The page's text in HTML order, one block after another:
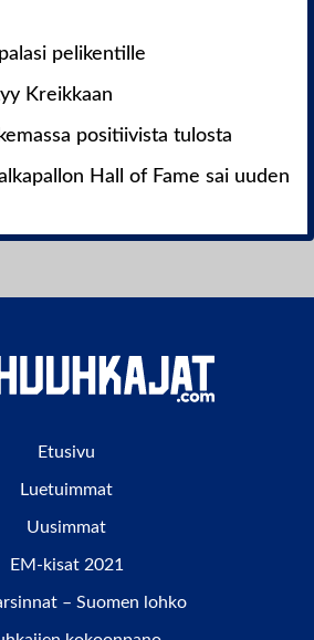
pelikentille
Kreikkaan
positiivista tulosta
Hall of Fame sai uuden
Etusivu
Luetuimmat
Uusimmat
EM-kisat 2021
– Suomen lohko